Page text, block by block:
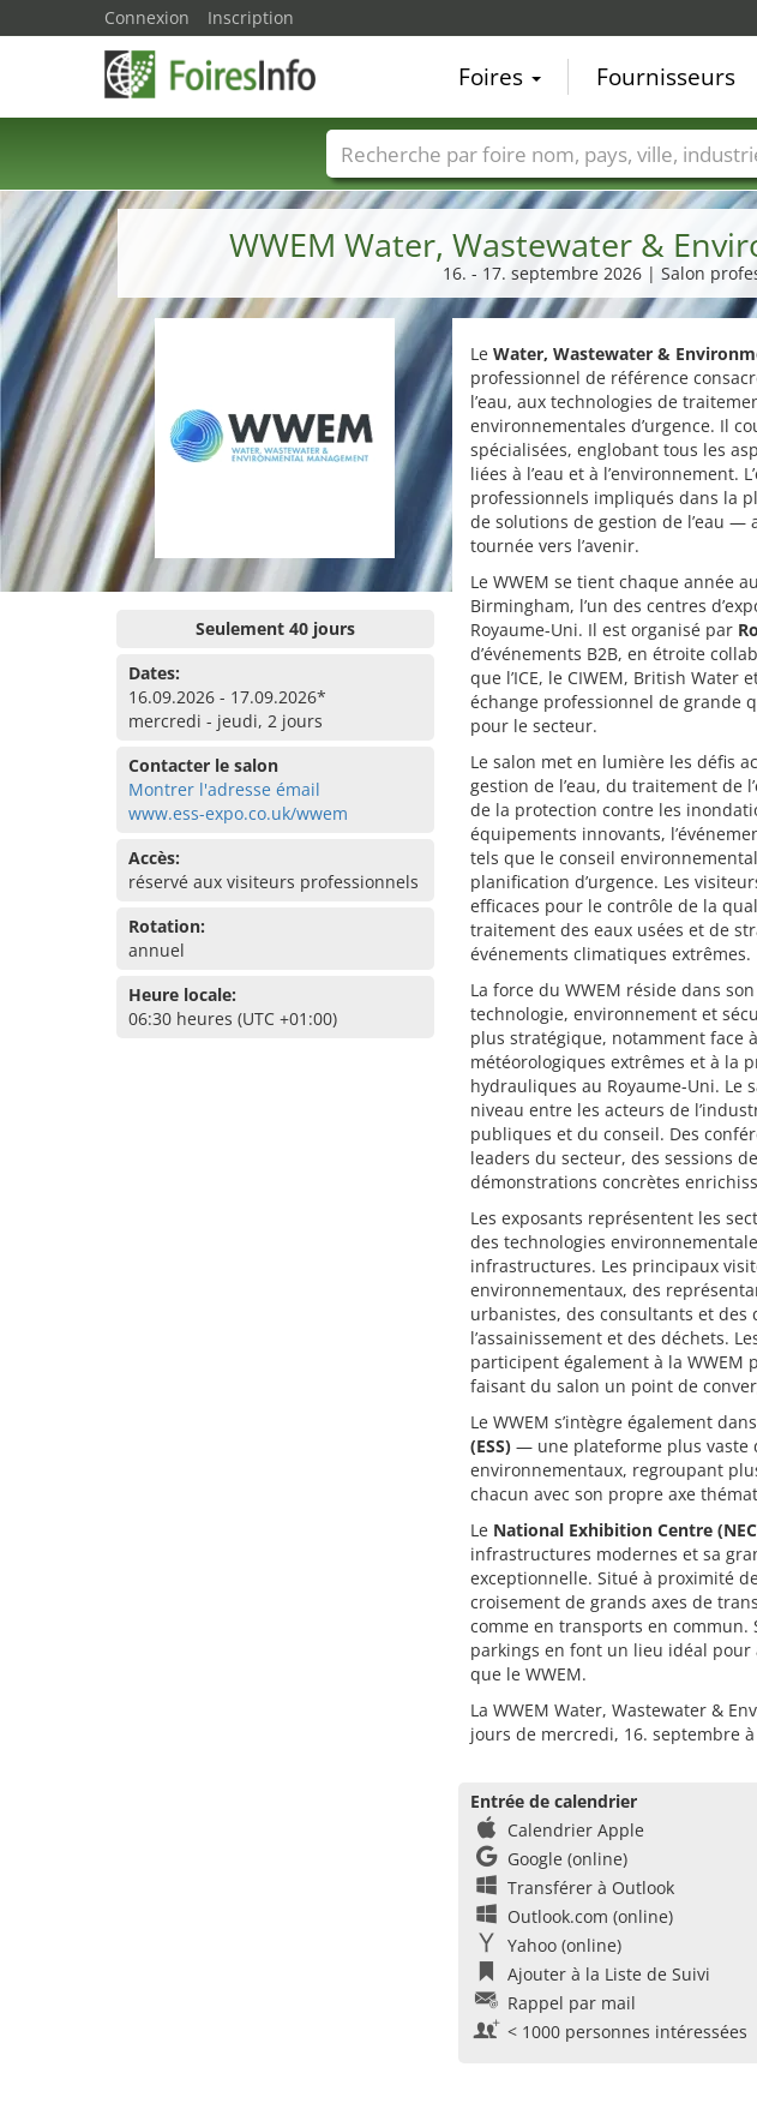
WWEM Water, Wastewater &
16. - 17. septembre 2026 | Salon
Seulement 40 jours
Dates:
16.09.2026 - 17.09.2026*
mercredi - jeudi, 2 jours
Contacter le salon
Montrer l'adresse émail
www.ess-expo.co.uk/wwem
Accès:
réservé aux visiteurs professionnels
Rotation:
annuel
Heure locale:
06:30 heures (UTC +01:00)
Le Water, Wastewater &
professionnel de référence
l’eau, aux technologies de
environnementales d’urgence. Il
spécialisées, englobant tous les
liées à l’eau et à l’environnement.
professionnels impliqués dans la
de solutions de gestion de l’eau
tournée vers l’avenir.
Le WWEM se tient chaque année au
Birmingham, l’un des centres
Royaume-Uni. Il est organisé par
d’événements B2B, en étroite
que l’ICE, le CIWEM, British Water
échange professionnel de grande
pour le secteur.
Le salon met en lumière les défis
gestion de l’eau, du traitement de
de la protection contre les
équipements innovants,
tels que le conseil
planification d’urgence. Les
efficaces pour le contrôle de la
traitement des eaux usées et de
événements climatiques extrêmes.
La force du WWEM réside dans
technologie, environnement et
plus stratégique, notamment face
météorologiques extrêmes et à la
hydrauliques au Royaume-Uni. Le
niveau entre les acteurs de
publiques et du conseil. Des
leaders du secteur, des sessions
démonstrations concrètes
Les exposants représentent les
des technologies
infrastructures. Les principaux
environnementaux, des
urbanistes, des consultants et des
l’assainissement et des déchets.
participent également à la
faisant du salon un point de
Le WWEM s’intègre également
(ESS)— une plateforme plus vaste
environnementaux, regroupant
chacun avec son propre axe
Le National Exhibition Centre
infrastructures modernes et sa
exceptionnelle. Situé à proximité
croisement de grands axes de
comme en transports en commun.
parkings en font un lieu idéal pour
que le WWEM.
La WWEM Water, Wastewater &
jours de mercredi, 16. septembre
Entrée de calendrier
Calendrier Apple
Google (online)
Transférer à Outlook
Outlook.com (online)
Yahoo (online)
Ajouter à la Liste de Suivi
Rappel par mail
< 1000 personnes intéressées
Connexion Inscription
Foires Fournisseurs
Foire noms Pays Villes Secteurs de